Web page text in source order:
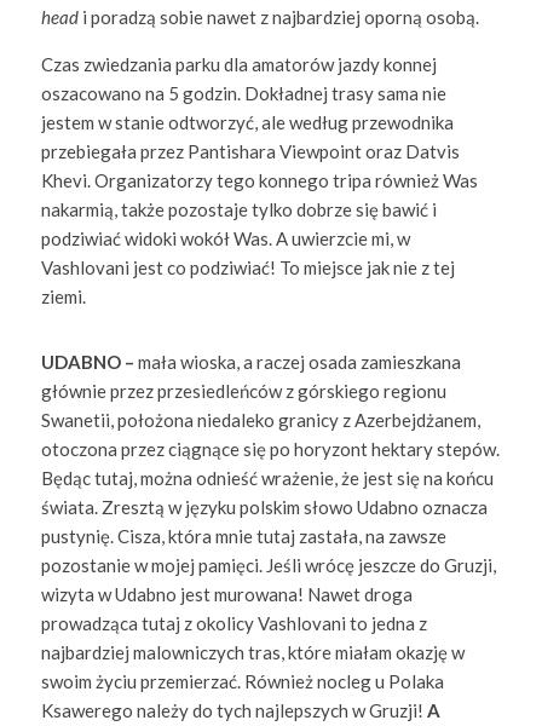
headi poradzą sobie nawet z najbardziej oporną osobą.
Czas zwiedzania parku dla amatorów jazdy konnej
oszacowano na 5 godzin. Dokładnej trasy sama nie
jestem w stanie odtworzyć, ale według przewodnika
przebiegała przez Pantishara Viewpoint oraz Datvis
Khevi. Organizatorzy tego konnego tripa również Was
nakarmią, także pozostaje tylko dobrze się bawić i
podziwiać widoki wokół Was. A uwierzcie mi, w
Vashlovani jest co podziwiać! To miejsce jak nie z tej
ziemi.
UDABNO – mała wioska, a raczej osada zamieszkana
głównie przez przesiedleńców z górskiego regionu
Swanetii, położona niedaleko granicy z Azerbejdżanem,
otoczona przez ciągnące się po horyzont hektary stepów.
Będąc tutaj, można odnieść wrażenie, że jest się na końcu
świata. Zresztą w języku polskim słowo Udabno oznacza
pustynię. Cisza, która mnie tutaj zastała, na zawsze
pozostanie w mojej pamięci. Jeśli wrócę jeszcze do Gruzji,
wizyta w Udabno jest murowana! Nawet droga
prowadząca tutaj z okolicy Vashlovani to jedna z
najbardziej malowniczych tras, które miałam okazję w
swoim życiu przemierzać. Również nocleg u Polaka
Ksawerego należy do tych najlepszych w Gruzji! A